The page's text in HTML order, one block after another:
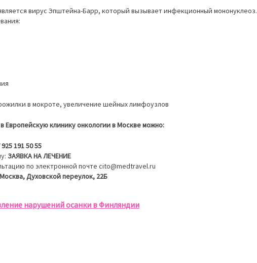
вирус Эпштейна-Барр, который вызывает инфекционный мононуклеоз.
в мокроте, увеличение шейных лимфоузлов
Европейскую клинику онкологии в Москве можно:
925 191 50 55
ЗАЯВКА НА ЛЕЧЕНИЕ
по электронной почте cito@medtravel.ru
Москва, Духовской переулок, 22Б
нарушений осанки в Финляндии